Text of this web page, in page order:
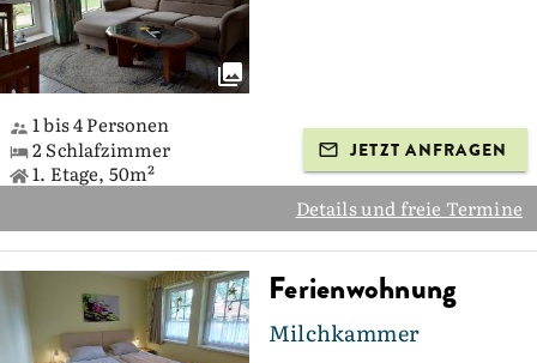
1 bis 4 Personen
2 Schlafzimmer
1. Etage, 50m²
JETZT ANFRAGEN
Details und freie Termine
Ferienwohnung
Milchkammer